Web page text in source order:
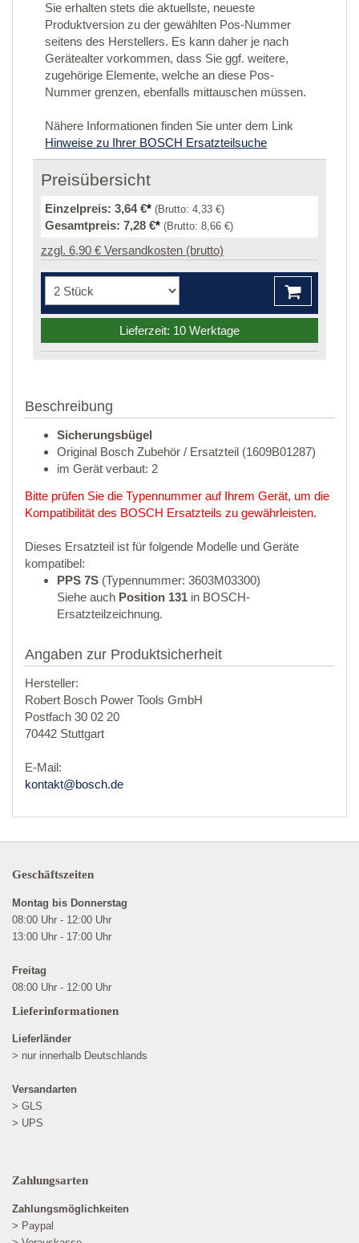
Sie erhalten stets die aktuellste, neueste
Produktversion zu der gewählten Pos-Nummer
seitens des Herstellers. Es kann daher je nach
Gerätealter vorkommen, dass Sie ggf. weitere,
zugehörige Elemente, welche an diese Pos-
Nummer grenzen, ebenfalls mittauschen müssen.
Nähere Informationen finden Sie unter dem Link
Hinweise zu Ihrer BOSCH Ersatzteilsuche
Preisübersicht
Einzelpreis: 3,64 €* (Brutto: 4,33 €)
Gesamtpreis: 7,28 €* (Brutto: 8,66 €)
zzgl. 6,90 € Versandkosten (brutto)
Lieferzeit: 10 Werktage
Beschreibung
Sicherungsbügel
Original Bosch Zubehör / Ersatzteil (1609B01287)
im Gerät verbaut: 2
Bitte prüfen Sie die Typennummer auf Ihrem Gerät, um die
Kompatibilität des BOSCH Ersatzteils zu gewährleisten.
Dieses Ersatzteil ist für folgende Modelle und Geräte
kompatibel:
PPS 7S (Typennummer: 3603M03300)
Siehe auch Position 131 in BOSCH-
Ersatzteilzeichnung.
Angaben zur Produktsicherheit
Hersteller:
Robert Bosch Power Tools GmbH
Postfach 30 02 20
70442 Stuttgart
E-Mail:
kontakt@bosch.de
Geschäftszeiten
Montag bis Donnerstag
08:00 Uhr - 12:00 Uhr
13:00 Uhr - 17:00 Uhr
Freitag
08:00 Uhr - 12:00 Uhr
Lieferinformationen
Lieferländer
> nur innerhalb Deutschlands
Versandarten
> GLS
> UPS
Zahlungsarten
Zahlungsmöglichkeiten
> Paypal